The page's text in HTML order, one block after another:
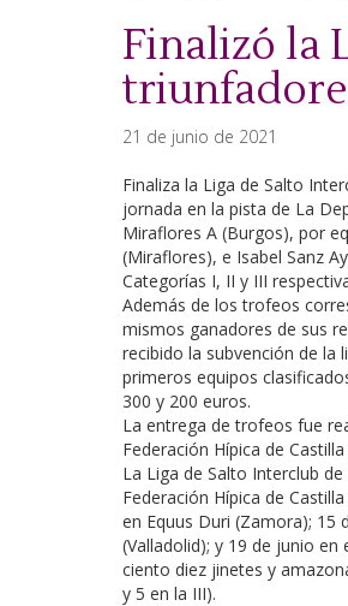
Finalizó la
21 de junio de 2021
Finaliza la Liga de Salto
jornada en la pista de La
Miraflores A (Burgos), por
(Miraflores), e Isabel Sanz
Categorías I, II y III
Además de los trofeos
mismos ganadores de sus
recibido la subvención de la
primeros equipos
300 y 200 euros.
La entrega de trofeos fue
Federación Hípica de
La Liga de Salto Interclub
Federación Hípica de
en Equus Duri (Zamora); 15
(Valladolid); y 19 de junio
ciento diez jinetes y
y 5 en la III).